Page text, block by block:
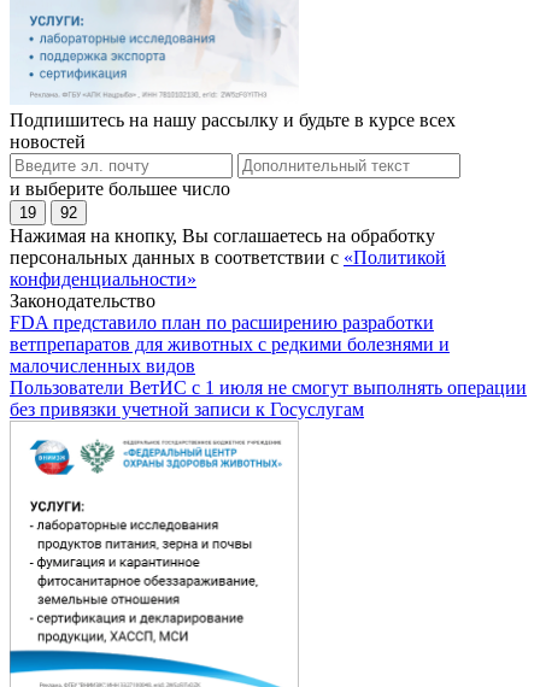
Подпишитесь на нашу рассылку и будьте в курсе всех
новостей
и выберите большее число
19 92
Нажимая на кнопку, Вы соглашаетесь на обработку
персональных данных в соответствии с «Политикой
конфиденциальности»
Законодательство
FDA представило план по расширению разработки
ветпрепаратов для животных с редкими болезнями и
малочисленных видов
Пользователи ВетИС с 1 июля не смогут выполнять операции
без привязки учетной записи к Госуслугам